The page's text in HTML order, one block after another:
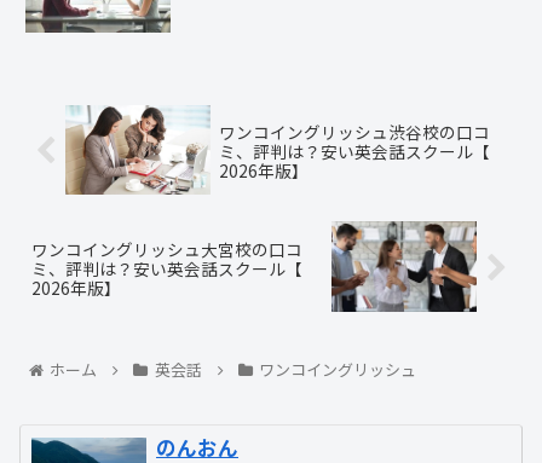
ワンコイングリッシュ渋谷校の口コ
ミ、評判は？安い英会話スクール【
2026年版】
ワンコイングリッシュ大宮校の口コ
ミ、評判は？安い英会話スクール【
2026年版】
ホーム 英会話 ワンコイングリッシュ
のんおん